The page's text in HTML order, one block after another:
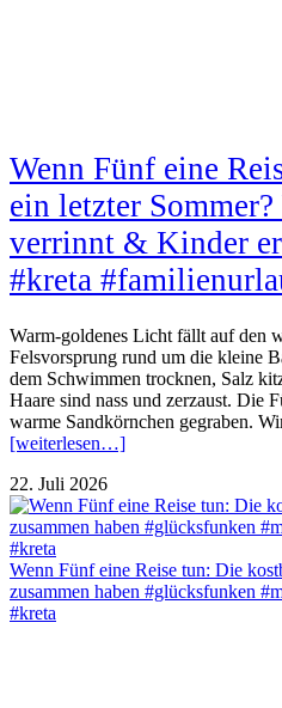
Wenn Fünf eine
ein letzter
verrinnt & Kinder
#kreta
Warm-goldenes Licht fällt auf den
Felsvorsprung rund um die kleine
dem Schwimmen trocknen, Salz
Haare sind nass und zerzaust. Die
warme Sandkörnchen gegraben.
[weiterlesen…]
22. Juli 2026
Wenn Fünf eine Reise tun: Die
zusammen haben #glücksfunken
#kreta